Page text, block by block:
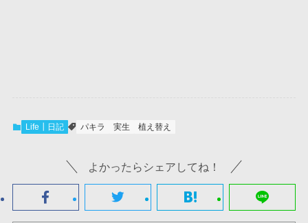
Life┃日記 パキラ 実生 植え替え
よかったらシェアしてね！